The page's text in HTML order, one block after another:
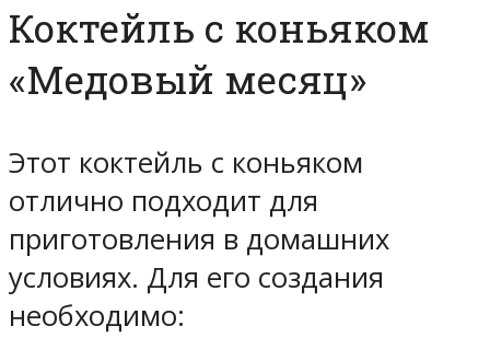
Коктейль с коньяком
«Медовый месяц»
Этот коктейль с коньяком
отлично подходит для
приготовления в домашних
условиях. Для его создания
необходимо: